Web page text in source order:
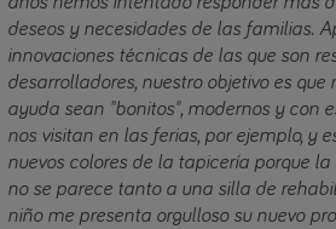
deseos y necesidades de las familias.
innovaciones técnicas de las que son
desarrolladores, nuestro objetivo es que
ayuda sean "bonitos", modernos y con
nos visitan en las ferias, por ejemplo, y
nuevos colores de la tapicería porque
no se parece tanto a una silla de
niño me presenta orgulloso su nuevo